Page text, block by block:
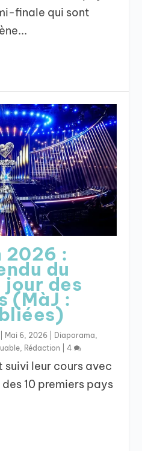
finale qui sont
2026 :
du
jour des
(MàJ :
Mai 6, 2026 Diaporama
Rédaction |4
leur cours avec
10 premiers pays